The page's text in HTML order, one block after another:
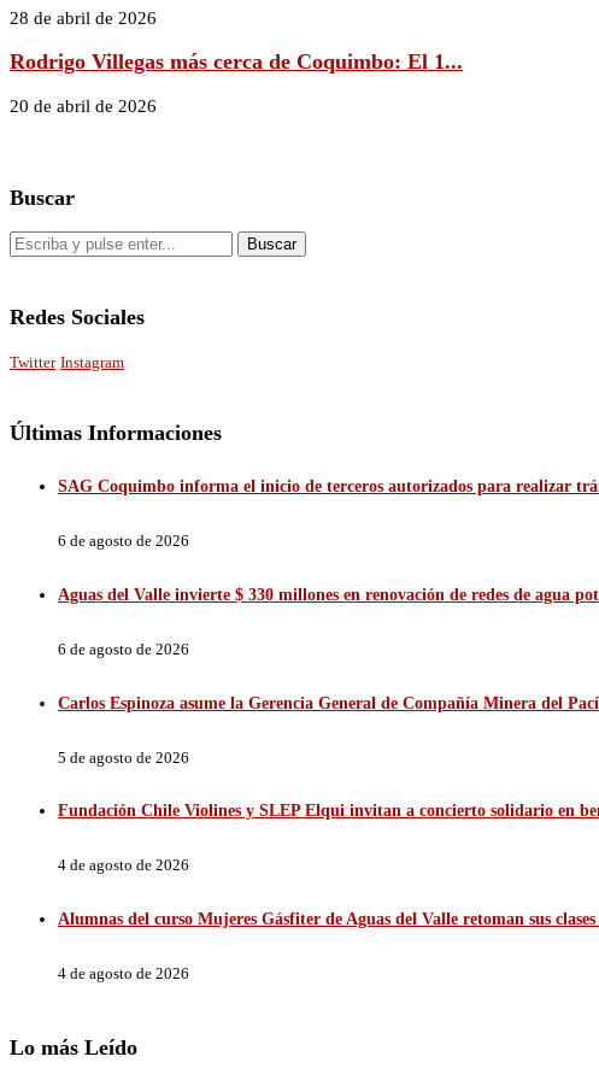
28 de abril de 2026
Rodrigo Villegas más cerca de Coquimbo: El 1...
20 de abril de 2026
Buscar
Redes Sociales
Twitter Instagram
Últimas Informaciones
SAG Coquimbo informa el inicio de terceros autorizados para realizar
6 de agosto de 2026
Aguas del Valle invierte $ 330 millones en renovación de redes de agua
6 de agosto de 2026
Carlos Espinoza asume la Gerencia General de Compañía Minera del
5 de agosto de 2026
Fundación Chile Violines y SLEP Elqui invitan a concierto solidario en
4 de agosto de 2026
Alumnas del curso Mujeres Gásfiter de Aguas del Valle retoman sus
4 de agosto de 2026
Lo más Leído